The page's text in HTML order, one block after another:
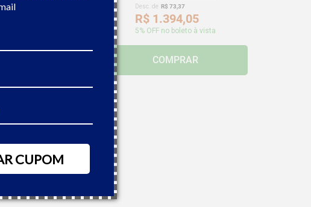
CUPOM
A Bateria 12V
R$ 828,58
Desc. de R$ 73,37
R$ 1.394,05
5% OFF no boleto à vista
COMPRAR